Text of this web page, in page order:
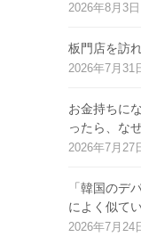
2026年8月3日
板門店を訪
2026年7月31
お金持ちに
ったら、な
2026年7月27
「韓国のデ
によく似て
2026年7月24